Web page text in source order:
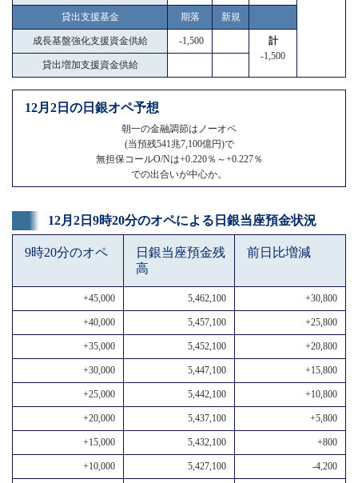
貸出支援基金 期落 新規
成長基盤強化支援資金供給 -1,500
計
-1,500
貸出増加支援資金供給
12月2日の日銀オペ予想
朝一の金融調節はノーオペ
(当預残541兆7,100億円)で
無担保コールO/Nは+0.220％～+0.227％
での出合いが中心か。
12月2日9時20分のオペによる日銀当座預金状況
9時20分のオペ
日銀当座預金残
高
前日比増減
+45,000 5,462,100 +30,800
+40,000 5,457,100 +25,800
+35,000 5,452,100 +20,800
+30,000 5,447,100 +15,800
+25,000 5,442,100 +10,800
+20,000 5,437,100 +5,800
+15,000 5,432,100 +800
+10,000 5,427,100 -4,200